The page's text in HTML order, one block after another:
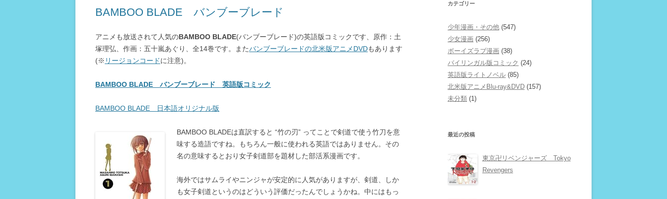
BAMBOO BLADE バンブーブレード
アニメも放送されて人気のBAMBOO BLADE(バンブーブレード)の英語版コミックです、原作：土
塚理弘、作画：五十嵐あぐり、全14巻です。またバンブーブレードの北米版アニメDVDもあります
(※ リージョンコードに注意)。
BAMBOO BLADE バンブーブレード 英語版コミック
BAMBOO BLADE 日本語オリジナル版
BAMBOO BLADEは直訳すると “竹の刃” ってことで剣道で使う竹刀を意
味する造語ですね。もちろん一般に使われる英語ではありません。その
名の意味するとおり女子剣道部を題材した部活系漫画です。
海外ではサムライやニンジャが安定的に人気がありますが、剣道、しか
も女子剣道というのはどういう評価だったんでしょうかね。中にはもっ
カテゴリー
少年漫画・その他 (547)
少女漫画 (256)
ボーイズラブ漫画 (38)
バイリンガル版コミック (24)
英語版ライトノベル (85)
北米版アニメBlu-ray&DVD (157)
未分類 (1)
最近の投稿
東京卍リベンジャーズ Tokyo
Revengers